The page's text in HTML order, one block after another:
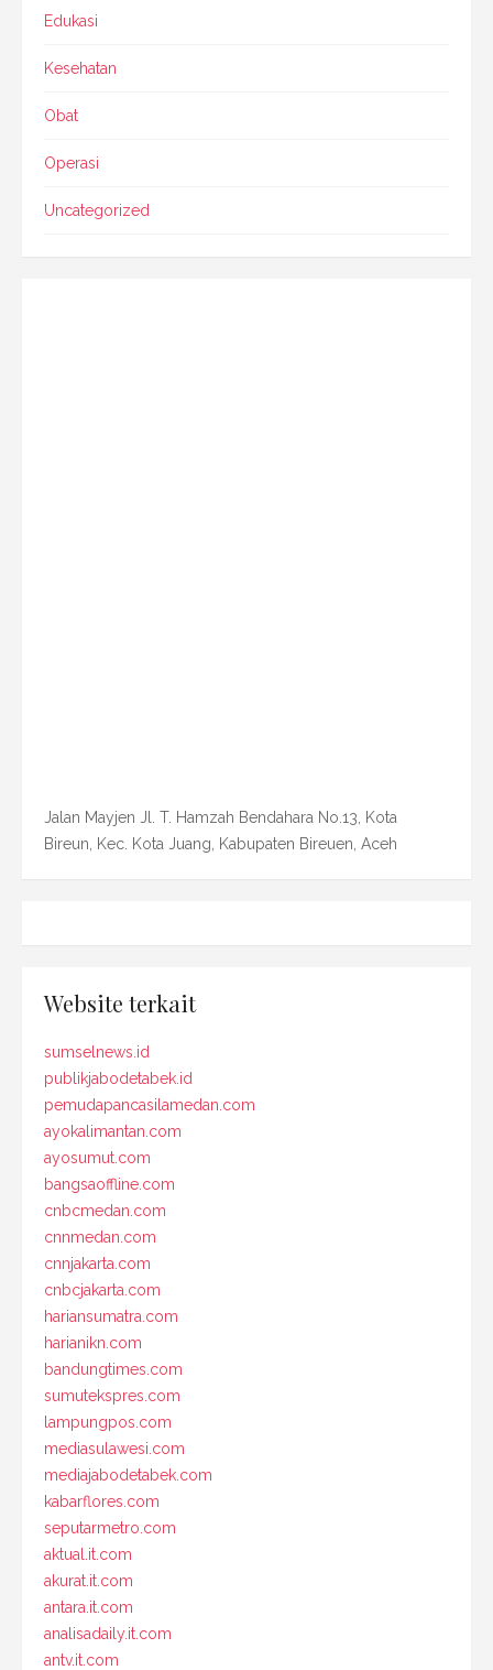
Edukasi
Kesehatan
Obat
Operasi
Uncategorized
Jalan Mayjen Jl. T. Hamzah Bendahara No.13, Kota
Bireun, Kec. Kota Juang, Kabupaten Bireuen, Aceh
Website terkait
sumselnews.id
publikjabodetabek.id
pemudapancasilamedan.com
ayokalimantan.com
ayosumut.com
bangsaoffline.com
cnbcmedan.com
cnnmedan.com
cnnjakarta.com
cnbcjakarta.com
hariansumatra.com
harianikn.com
bandungtimes.com
sumutekspres.com
lampungpos.com
mediasulawesi.com
mediajabodetabek.com
kabarflores.com
seputarmetro.com
aktual.it.com
akurat.it.com
antara.it.com
analisadaily.it.com
antv.it.com